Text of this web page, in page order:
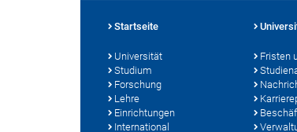
Startseite
Universität
Studium
Forschung
Lehre
Einrichtungen
International
Fristen